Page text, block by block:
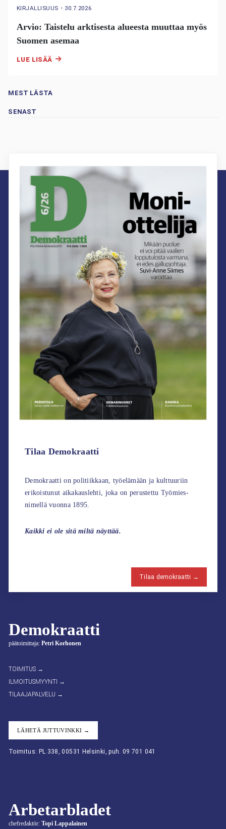
KIRJALLISUUS ・ 30.7.2026
Arvio: Taistelu arktisesta alueesta muuttaa myös
Suomen asemaa
LUE LISÄÄ
MEST LÄSTA
SENAST
Demokraatti
päätoimittaja: Petri Korhonen
TOIMITUS →
ILMOITUSMYYNTI →
TILAAJAPALVELU →
LÄHETÄ JUTTUVINKKI →
Toimitus: PL 338, 00531 Helsinki, puh. 09 701 041
Arbetarbladet
chefredaktör: Topi Lappalainen
Tilaa Demokraatti
Demokraatti on politiikkaan, työelämään ja kulttuuriin
erikoistunut aikakauslehti, joka on perustettu Työmies-
nimellä vuonna 1895.
Kaikki ei ole sitä miltä näyttää.
Tilaa demokraatti →